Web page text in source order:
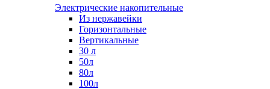
Электрические накопительные
Из нержавейки
Горизонтальные
Вертикальные
30 л
50л
80л
100л